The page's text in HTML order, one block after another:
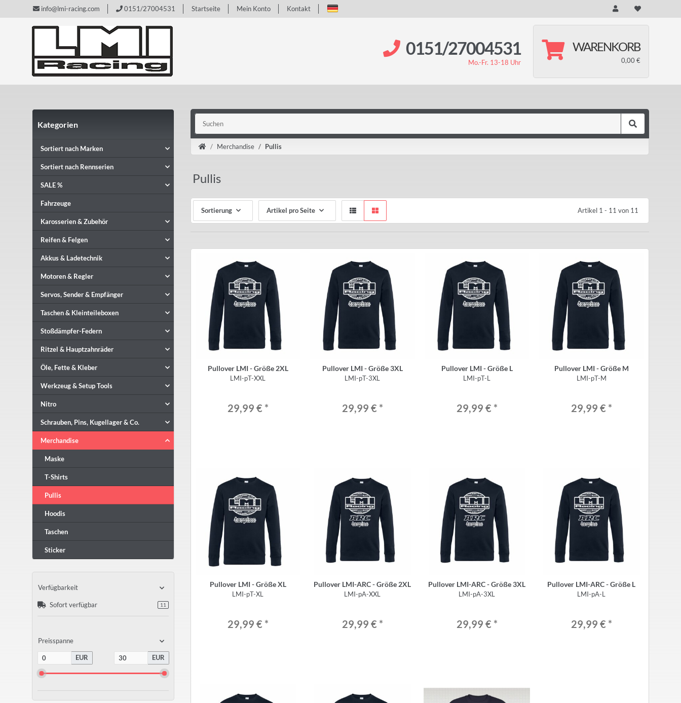
info@lmi-racing.com 0151/27004531 Startseite Mein Konto Kontakt
0151/27004531
Mo.-Fr. 13-18 Uhr
WARENKORB
0,00 €
Merchandise Pullis
Pullis
Sortierung Artikel pro Seite Artikel 1 - 11 von 11
Pullover LMI - Größe 2XL
LMI-pT-XXL
29,99 € *
Pullover LMI - Größe 3XL
LMI-pT-3XL
29,99 € *
Pullover LMI - Größe L
LMI-pT-L
29,99 € *
Pullover LMI - Größe M
LMI-pT-M
29,99 € *
Pullover LMI - Größe XL
LMI-pT-XL
29,99 € *
Pullover LMI-ARC - Größe 2XL
LMI-pA-XXL
29,99 € *
Pullover LMI-ARC - Größe 3XL
LMI-pA-3XL
29,99 € *
Pullover LMI-ARC - Größe L
LMI-pA-L
29,99 € *
Kategorien
Sortiert nach Marken
Sortiert nach Rennserien
SALE %
Fahrzeuge
Karosserien & Zubehör
Reifen & Felgen
Akkus & Ladetechnik
Motoren & Regler
Servos, Sender & Empfänger
Taschen & Kleinteileboxen
Stoßdämpfer-Federn
Ritzel & Hauptzahnräder
Öle, Fette & Kleber
Werkzeug & Setup Tools
Nitro
Schrauben, Pins, Kugellager & Co.
Merchandise
Maske
T-Shirts
Pullis
Hoodis
Taschen
Sticker
Verfügbarkeit
Sofort verfügbar 11
Preisspanne
EUR EUR